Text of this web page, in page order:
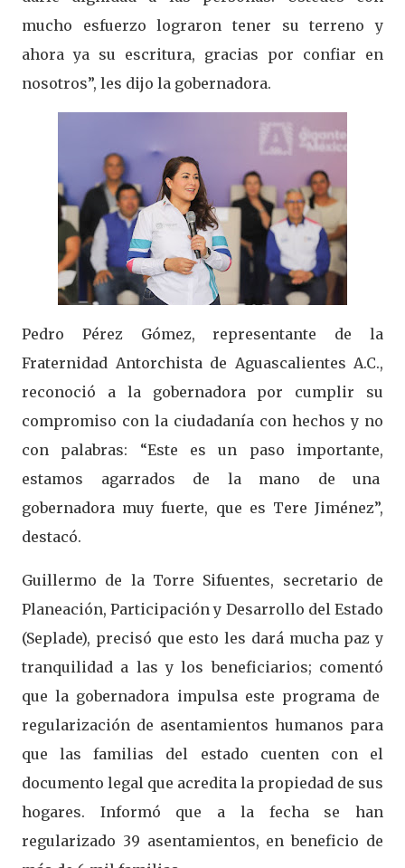
mucho esfuerzo lograron tener su terreno y
ahora ya su escritura, gracias por confiar en
nosotros”, les dijo la gobernadora.
Pedro Pérez Gómez, representante de la
Fraternidad Antorchista de Aguascalientes A.C.,
reconoció a la gobernadora por cumplir su
compromiso con la ciudadanía con hechos y no
con palabras: “Este es un paso importante,
estamos agarrados de la mano de una
gobernadora muy fuerte, que es Tere Jiménez”,
destacó.
Guillermo de la Torre Sifuentes, secretario de
Planeación, Participación y Desarrollo del Estado
(Seplade), precisó que esto les dará mucha paz y
tranquilidad a las y los beneficiarios; comentó
que la gobernadora impulsa este programa de
regularización de asentamientos humanos para
que las familias del estado cuenten con el
documento legal que acredita la propiedad de sus
hogares. Informó que a la fecha se han
regularizado 39 asentamientos, en beneficio de